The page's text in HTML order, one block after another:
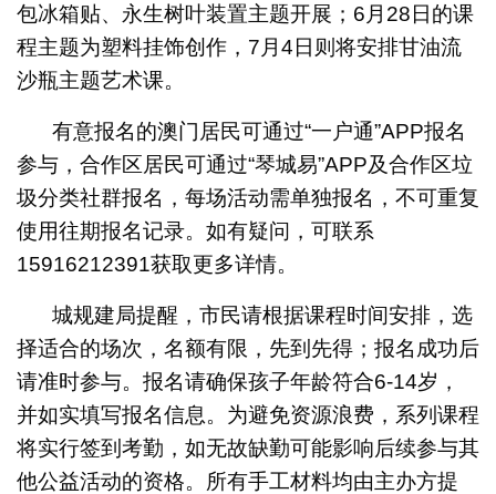
包冰箱贴、永生树叶装置主题开展；6月28日的课
程主题为塑料挂饰创作，7月4日则将安排甘油流
沙瓶主题艺术课。
有意报名的澳门居民可通过“一户通”APP报名
参与，合作区居民可通过“琴城易”APP及合作区垃
圾分类社群报名，每场活动需单独报名，不可重复
使用往期报名记录。如有疑问，可联系
15916212391获取更多详情。
城规建局提醒，市民请根据课程时间安排，选
择适合的场次，名额有限，先到先得；报名成功后
请准时参与。报名请确保孩子年龄符合6-14岁，
并如实填写报名信息。为避免资源浪费，系列课程
将实行签到考勤，如无故缺勤可能影响后续参与其
他公益活动的资格。所有手工材料均由主办方提